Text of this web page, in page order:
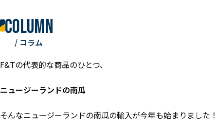
column
/ コラム
F&Tの代表的な商品のひとつ、
ニュージーランドの南瓜
そんなニュージーランドの南瓜の輸入が今年も始まりました！